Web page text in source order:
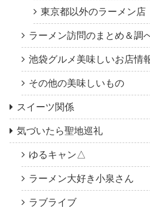
東京都以外のラーメン店
ラーメン訪問のまとめ＆調
池袋グルメ美味しいお店情
その他の美味しいもの
スイーツ関係
気づいたら聖地巡礼
ゆるキャン△
ラーメン大好き小泉さん
ラブライブ